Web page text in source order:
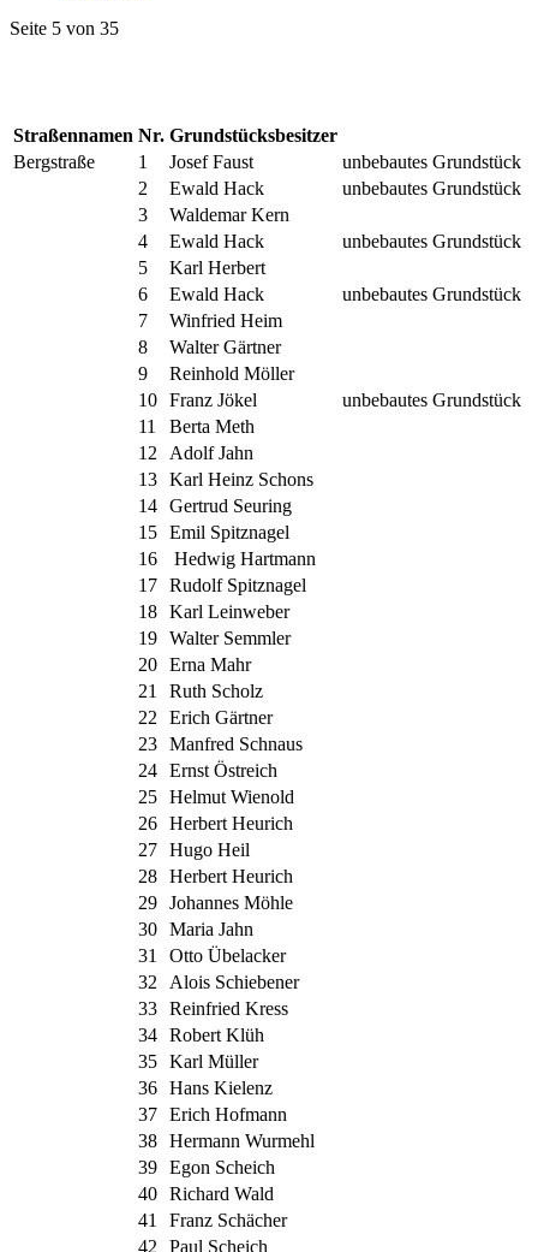
Seite 5 von 35
Straßennamen Nr. Grundstücksbesitzer
Bergstraße
1 Josef Faust
unbebautes Grundstück
2
Ewald Hack
unbebautes Grundstück
3
Waldemar Kern
4
Ewald Hack
unbebautes Grundstück
5
Karl Herbert
6
Ewald Hack
unbebautes Grundstück
7
Winfried Heim
8
Walter Gärtner
9
Reinhold Möller
10 Franz Jökel
unbebautes Grundstück
11
Berta Meth
12 Adolf Jahn
13 Karl Heinz Schons
14 Gertrud Seuring
15 Emil Spitznagel
16
Hedwig Hartmann
17 Rudolf Spitznagel
18 Karl Leinweber
19 Walter Semmler
20 Erna Mahr
21
Ruth Scholz
22 Erich Gärtner
23 Manfred Schnaus
24 Ernst Östreich
25 Helmut Wienold
26 Herbert Heurich
27 Hugo Heil
28 Herbert Heurich
29 Johannes Möhle
30 Maria Jahn
31
Otto Übelacker
32 Alois Schiebener
33 Reinfried Kress
34 Robert Klüh
35 Karl Müller
36 Hans Kielenz
37 Erich Hofmann
38 Hermann Wurmehl
39 Egon Scheich
40 Richard Wald
41
Franz Schächer
42
Paul Scheich